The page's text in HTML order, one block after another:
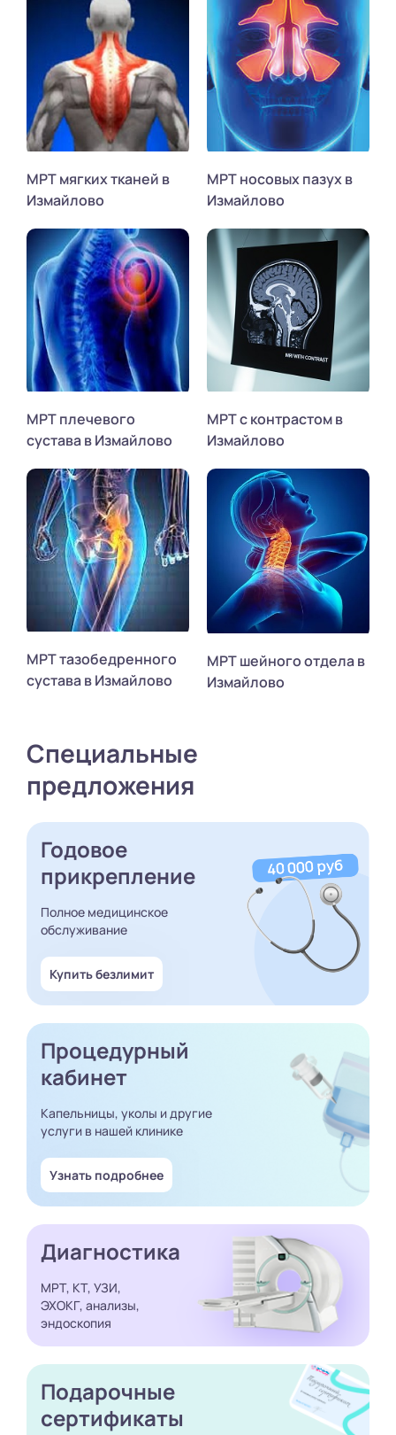
МРТ мягких тканей в
Измайлово
МРТ носовых пазух в
Измайлово
МРТ плечевого
сустава в Измайлово
МРТ с контрастом в
Измайлово
МРТ тазобедренного
сустава в Измайлово
МРТ шейного отдела в
Измайлово
Специальные
предложения
Годовое
прикрепление
Полное медицинское
обслуживание
Купить безлимит
Процедурный
кабинет
Капельницы, уколы и другие
услуги в нашей клинике
Узнать подробнее
Диагностика
МРТ, КТ, УЗИ,
ЭХОКГ, анализы,
эндоскопия
Подарочные
сертификаты